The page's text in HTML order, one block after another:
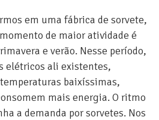
em uma fábrica de sorvete,
de maior atividade é
e verão. Nesse período,
elétricos ali existentes,
baixíssimas,
mais energia. O ritmo
a demanda por sorvetes. Nos